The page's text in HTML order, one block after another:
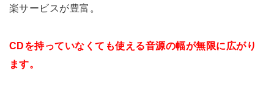
楽サービスが豊富。
CDを持っていなくても使える音源の幅が無限に広がり
ます。